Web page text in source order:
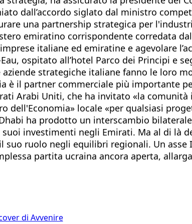
dall’accordo siglato dal ministro
una partnership strategica per
emiratino corrispondente corredata
italiane ed emiratine e agevolare
ospitato all’hotel Parco dei Principi e
strategiche italiane fanno le loro
è il partner commerciale più importante
Arabi Uniti, che ha invitato «la
dell'Economia» locale «per qualsiasi
ha prodotto un interscambio
suoi investimenti negli Emirati. Ma al di là
suo ruolo negli equilibri regionali. Un
partita ucraina ancora aperta,
di Avvenire